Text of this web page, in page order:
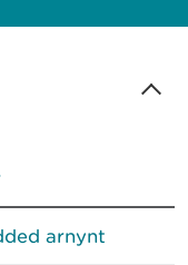
arnynt